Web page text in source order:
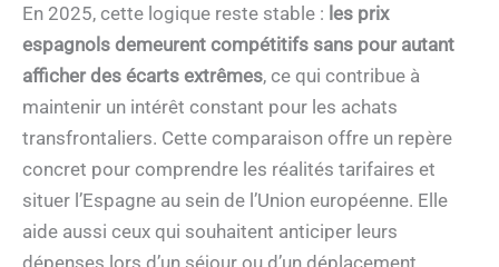
En 2025, cette logique reste stable : les prix
espagnols demeurent compétitifs sans pour autant
afficher des écarts extrêmes, ce qui contribue à
maintenir un intérêt constant pour les achats
transfrontaliers. Cette comparaison offre un repère
concret pour comprendre les réalités tarifaires et
situer l’Espagne au sein de l’Union européenne. Elle
aide aussi ceux qui souhaitent anticiper leurs
dépenses lors d’un séjour ou d’un déplacement